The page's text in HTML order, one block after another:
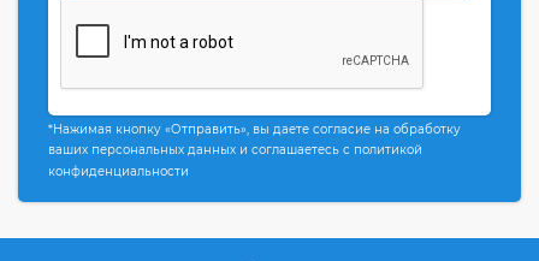
*Нажимая кнопку «Отправить», вы даете согласие на обработку
ваших персональных данных и соглашаетесь с политикой
конфиденциальности